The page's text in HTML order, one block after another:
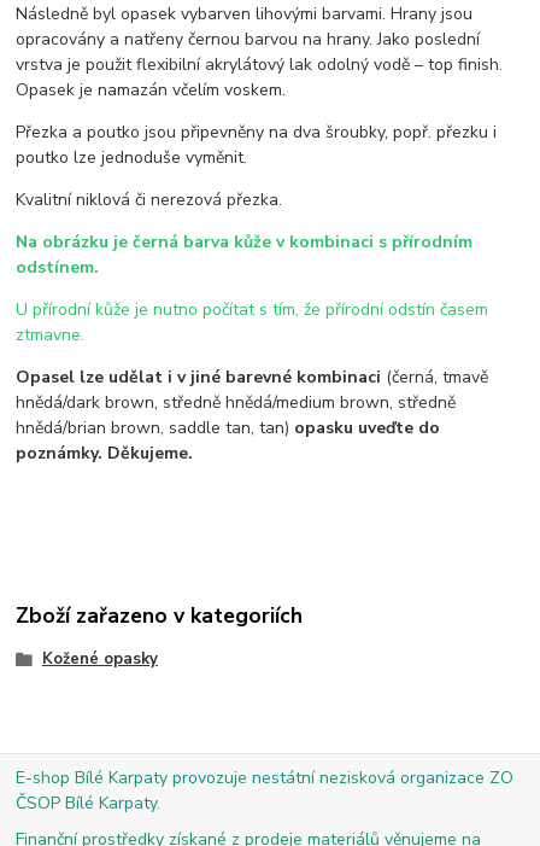
Následně byl opasek vybarven lihovými barvami. Hrany jsou
opracovány a natřeny černou barvou na hrany. Jako poslední
vrstva je použit flexibilní akrylátový lak odolný vodě – top finish.
Opasek je namazán včelím voskem.
Přezka a poutko jsou připevněny na dva šroubky, popř. přezku i
poutko lze jednoduše vyměnit.
Kvalitní niklová či nerezová přezka.
Na obrázku je černá barva kůže v kombinaci s přírodním
odstínem.
U přírodní kůže je nutno počítat s tím, že přírodní odstín časem
ztmavne.
Opasel lze udělat i v jiné barevné kombinaci (černá, tmavě
hnědá/dark brown, středně hnědá/medium brown, středně
hnědá/brian brown, saddle tan, tan) opasku uveďte do
poznámky. Děkujeme.
Zboží zařazeno v kategoriích
Kožené opasky
E-shop Bílé Karpaty provozuje nestátní nezisková organizace ZO
ČSOP Bílé Karpaty.
Finanční prostředky získané z prodeje materiálů věnujeme na